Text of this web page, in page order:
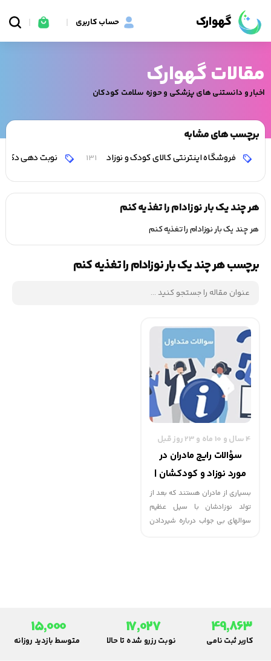
گهوارک حساب کاربری
مقالات گهوارک
اخبار و دانستنی های پزشکی و حوزه سلامت کودکان
برچسب های مشابه
فروشگاه اینترنتی کالای کودک و نوزاد 131 نوبت دهی
هر چند یک بار نوزادام را تغذیه کنم
هر چند یک بار نوزادام را تغذیه کنم
برچسب هر چند یک بار نوزادام را تغذیه کنم
4 سال و 10 ماه و 23 روز قبل
سؤالات رایج مادران در
مورد نوزاد و کودکشان |
گهوارک
بسياری از مادران هستند كه بعد از
تولد نوزادشان با سيل عظيم
سوالهای بی جواب درباره شيردادن
49,863
کاربر ثبت نامی
17,027
نوبت رزرو شده تا حالا
15,000
متوسط بازدید روزانه